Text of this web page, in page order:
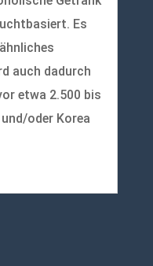
Es
auch dadurch
etwa 2.500 bis
oder Korea